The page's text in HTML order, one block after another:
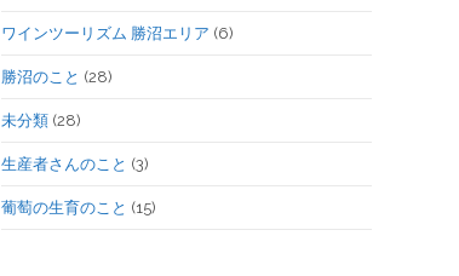
ワインツーリズム 勝沼エリア (6)
勝沼のこと (28)
未分類 (28)
生産者さんのこと (3)
葡萄の生育のこと (15)